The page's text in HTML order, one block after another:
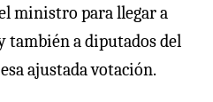
ministro para llegar a
también a diputados del
ajustada votación.